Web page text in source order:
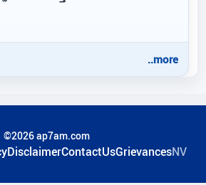
..more
©2026 ap7am.com
DisclaimerContactUsGrievancesNV